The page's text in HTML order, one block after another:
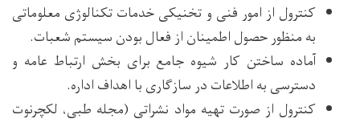
کنترول از امور فنی و تخنیکی خدمات تکنالوژی معلوماتی
به منظور حصول اطمینان از فعال بودن سیستم شعبات.
آماده ساختن کار شیوه جامع برای بخش ارتباط عامه و
دسترسی به اطلاعات در سازگاری با اهداف اداره.
کنترول از صورت تهیه مواد نشراتی (مجله طبی، لکچرنوت